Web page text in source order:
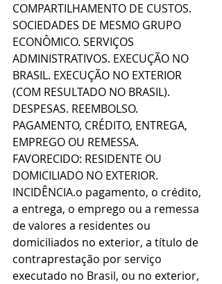
COMPARTILHAMENTO DE CUSTOS.
SOCIEDADES DE MESMO GRUPO
ECONÔMICO. SERVIÇOS
ADMINISTRATIVOS. EXECUÇÃO NO
BRASIL. EXECUÇÃO NO EXTERIOR
(COM RESULTADO NO BRASIL).
DESPESAS. REEMBOLSO.
PAGAMENTO, CRÉDITO, ENTREGA,
EMPREGO OU REMESSA.
FAVORECIDO: RESIDENTE OU
DOMICILIADO NO EXTERIOR.
INCIDÊNCIA.o pagamento, o crédito,
a entrega, o emprego ou a remessa
de valores a residentes ou
domiciliados no exterior, a título de
contraprestação por serviço
executado no Brasil, ou no exterior,